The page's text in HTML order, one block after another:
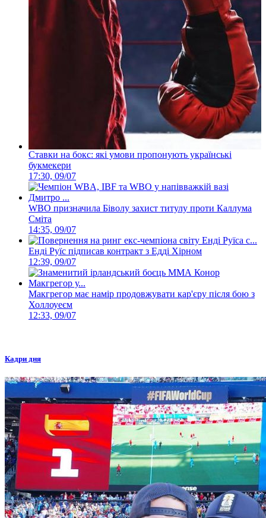
Ставки на бокс: які умови пропонують українські
букмекери
17:30, 09/07
WBO призначила Біволу захист титулу проти Каллума
Сміта
14:35, 09/07
Енді Руїс підписав контракт з Едді Хірном
12:39, 09/07
Макгрегор має намір продовжувати кар'єру після бою з
Холлоуеєм
12:33, 09/07
Кадри дня